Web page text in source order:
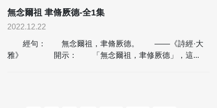
無念爾祖 聿脩厥德-全1集
2022.12.22
經句： 無念爾祖，聿脩厥德。 ——《詩經·大
雅》 開示： 「無念爾祖，聿修厥德」，這...